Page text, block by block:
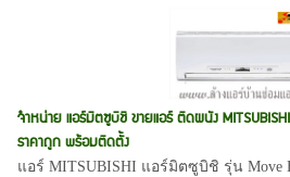
จำหน่าย แอร์มิตซูบิชิ ขายแอร์ ติดผนัง
ราคาถูก พร้อมติดตั้ง
แอร์ MITSUBISHI แอร์มิตซูบิชิ รุ่น Move